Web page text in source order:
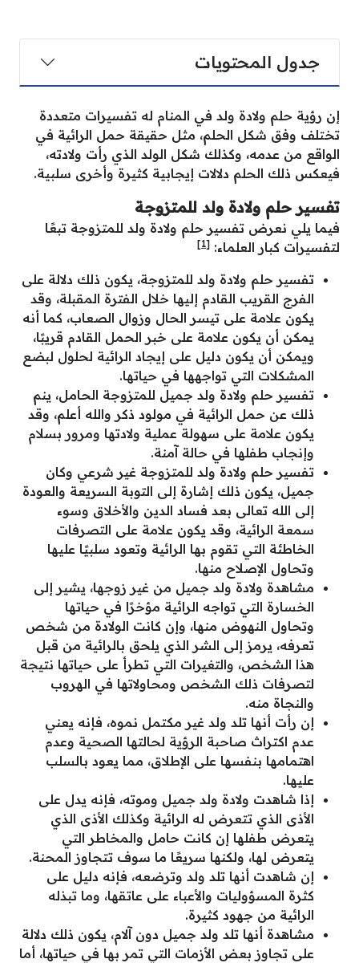
جدول المحتويات
إن رؤية حلم ولادة ولد في المنام له تفسيرات متعددة
تختلف وفق شكل الحلم، مثل حقيقة حمل الرائية في
الواقع من عدمه، وكذلك شكل الولد الذي رأت ولادته،
فيعكس ذلك الحلم دلالات إيجابية كثيرة وأخرى سلبية.
تفسير حلم ولادة ولد للمتزوجة
فيما يلي نعرض تفسير حلم ولادة ولد للمتزوجة تبعًا
لتفسيرات كبار العلماء: [1]
تفسير حلم ولادة ولد للمتزوجة، يكون ذلك دلالة على
الفرج القريب القادم إليها خلال الفترة المقبلة، وقد
يكون علامة على تيسر الحال وزوال الصعاب، كما أنه
يمكن أن يكون علامة على خبر الحمل القادم قريبًا،
ويمكن أن يكون دليل على إيجاد الرائية لحلول لبضع
المشكلات التي تواجهها في حياتها.
تفسير حلم ولادة ولد جميل للمتزوجة الحامل، ينم
ذلك عن حمل الرائية في مولود ذكر والله أعلم، وقد
يكون علامة على سهولة عملية ولادتها ومرور بسلام
وإنجاب طفلها في حالة آمنة.
تفسير حلم ولادة ولد للمتزوجة غير شرعي وكان
جميل، يكون ذلك إشارة إلى التوبة السريعة والعودة
إلى الله تعالى بعد فساد الدين والأخلاق وسوء
سمعة الرائية، وقد يكون علامة على التصرفات
الخاطئة التي تقوم بها الرائية وتعود سلبيًا عليها
وتحاول الإصلاح منها.
مشاهدة ولادة ولد جميل من غير زوجها، يشير إلى
الخسارة التي تواجه الرائية مؤخرًا في حياتها
وتحاول النهوض منها، وإن كانت الولادة من شخص
تعرفه، يرمز إلى الشر الذي يلحق بالرائية من قبل
هذا الشخص، والتغيرات التي تطرأ على حياتها نتيجة
لتصرفات ذلك الشخص ومحاولاتها في الهروب
والنجاة منه.
إن رأت أنها تلد ولد غير مكتمل نموه، فإنه يعني
عدم اكتراث صاحبة الرؤية لحالتها الصحية وعدم
اهتمامها بنفسها على الإطلاق، مما يعود بالسلب
عليها.
إذا شاهدت ولادة ولد جميل وموته، فإنه يدل على
الأذى الذي تتعرض له الرائية وكذلك الأذى الذي
يتعرض طفلها إن كانت حامل والمخاطر التي
يتعرض لها، ولكنها سريعًا ما سوف تتجاوز المحنة.
إن شاهدت أنها تلد ولد وترضعه، فإنه دليل على
كثرة المسؤوليات والأعباء على عاتقها، وما تبذله
الرائية من جهود كثيرة.
مشاهدة أنها تلد ولد جميل دون آلام، يكون ذلك دلالة
على تجاوز بعض الأزمات التي تمر بها في حياتها، أما